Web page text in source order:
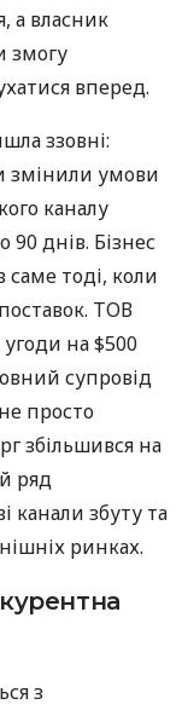
а власник
змогу
вперед.
ззовні:
змінили умови
каналу
90 днів. Бізнес
саме тоді, коли
ТОВ
на $500
супровід
просто
збільшився на
ряд
канали збуту та
ринках.
з